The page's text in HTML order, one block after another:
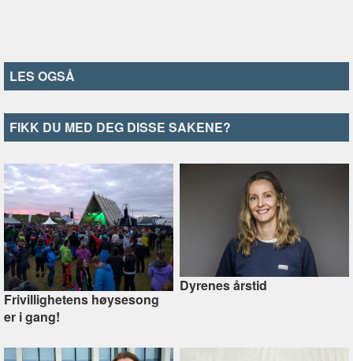
LES OGSÅ
FIKK DU MED DEG DISSE SAKENE?
Frivillighetens høysesong
er i gang!
Dyrenes årstid